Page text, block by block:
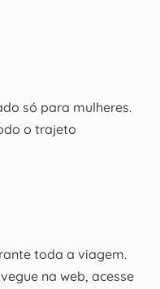
só para mulheres.
o trajeto
toda a viagem.
na web, acesse